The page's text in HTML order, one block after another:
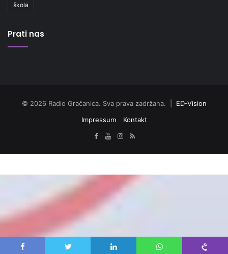
škola
Prati nas
© 2026 Radio Gračanica. Sva prava zadržana. | ED-Vision
Impressum
Kontakt